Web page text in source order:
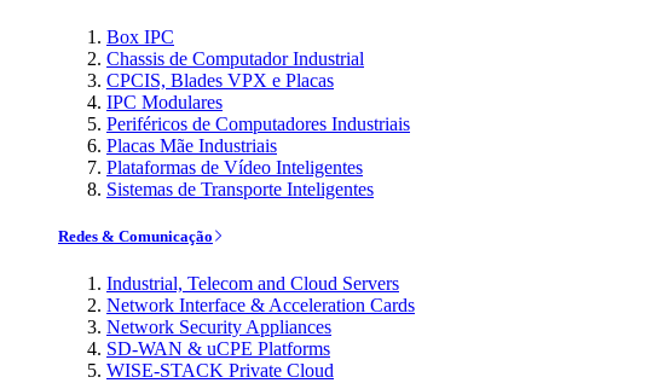
Box IPC
Chassis de Computador Industrial
CPCIS, Blades VPX e Placas
IPC Modulares
Periféricos de Computadores Industriais
Placas Mãe Industriais
Plataformas de Vídeo Inteligentes
Sistemas de Transporte Inteligentes
Redes & Comunicação
Industrial, Telecom and Cloud Servers
Network Interface & Acceleration Cards
Network Security Appliances
SD-WAN & uCPE Platforms
WISE-STACK Private Cloud